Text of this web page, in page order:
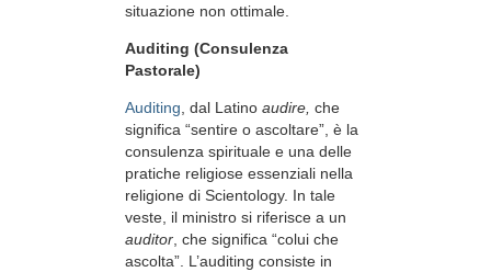
situazione non ottimale.
Auditing (Consulenza
Pastorale)
Auditing, dal Latino audire, che
significa “sentire o ascoltare”, è la
consulenza spirituale e una delle
pratiche religiose essenziali nella
religione di Scientology. In tale
veste, il ministro si riferisce a un
auditor, che significa “colui che
ascolta”. L’auditing consiste in